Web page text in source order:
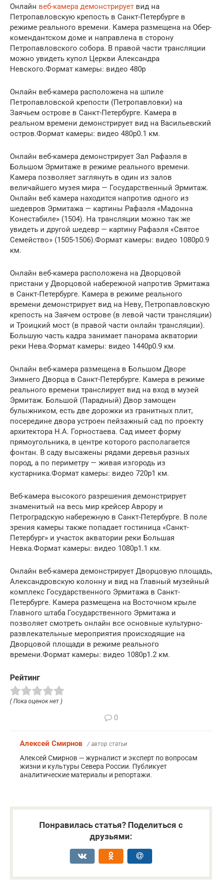
Онлайн веб-камера демонстрирует вид на
Петропавловскую крепость в Санкт-Петербурге в
режиме реального времени. Камера размещена на Обер-
комендантском доме и направлена в сторону
Петропавловского собора. В правой части трансляции
можно увидеть купол Церкви Александра
Невского.Формат камеры: видео 480p
Онлайн веб-камера расположена на шпиле
Петропавловской крепости (Петропавловки) на
Заячьем острове в Санкт-Петербурге. Камера в
реальном времени демонстрирует вид на Васильевский
остров.Формат камеры: видео 480p0.1 км.
Онлайн веб-камера демонстрирует Зал Рафаэля в
Большом Эрмитаже в режиме реального времени.
Камера позволяет заглянуть в один из залов
величайшего музея мира — Государственный Эрмитаж.
Онлайн веб камера находится напротив одного из
шедевров Эрмитажа — картины Рафаэля «Мадонна
Конестабиле» (1504). На трансляции можно так же
увидеть и другой шедевр — картину Рафаэля «Святое
Семейство» (1505-1506).Формат камеры: видео 1080p0.9
км.
Онлайн веб-камера расположена на Дворцовой
пристани у Дворцовой набережной напротив Эрмитажа
в Санкт-Петербурге. Камера в режиме реального
времени демонстрирует вид на Неву, Петропавловскую
крепость на Заячем острове (в левой части трансляции)
и Троицкий мост (в правой части онлайн трансляции).
Большую часть кадра занимает панорама акватории
реки Нева.Формат камеры: видео 1440p0.9 км.
Онлайн веб-камера размещена в Большом Дворе
Зимнего Дворца в Санкт-Петербурге. Камера в режиме
реального времени транслирует вид на вход в музей
Эрмитаж. Большой (Парадный) Двор замощен
булыжником, есть две дорожки из гранитных плит,
посередине двора устроен пейзажный сад по проекту
архитектора Н.А. Горностаева. Сад имеет форму
прямоугольника, в центре которого располагается
фонтан. В саду высажены рядами деревья разных
пород, а по периметру — живая изгородь из
кустарника.Формат камеры: видео 720p1 км.
Веб-камера высокого разрешения демонстрирует
знаменитый на весь мир крейсер Аврору и
Петроградскую набережную в Санкт-Петербурге. В поле
зрения камеры также попадает гостиница «Санкт-
Петербург» и участок акватории реки Большая
Невка.Формат камеры: видео 1080p1.1 км.
Онлайн веб-камера демонстрирует Дворцовую площадь,
Александровскую колонну и вид на Главный музейный
комплекс Государственного Эрмитажа в Санкт-
Петербурге. Камера размещена на Восточном крыле
Главного штаба Государственного Эрмитажа и
позволяет смотреть онлайн все основные культурно-
развлекательные мероприятия происходящие на
Дворцовой площади в режиме реального
времени.Формат камеры: видео 1080p1.2 км.
Рейтинг
( Пока оценок нет )
0
Алексей Смирнов / автор статьи
Алексей Смирнов — журналист и эксперт по вопросам
жизни и культуры Севера России. Публикует
аналитические материалы и репортажи.
Понравилась статья? Поделиться с
друзьями: